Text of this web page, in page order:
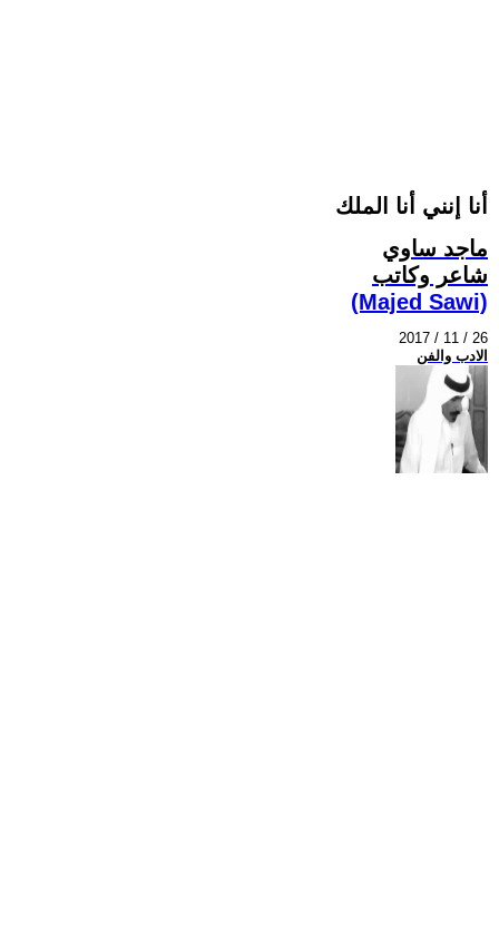
أنا إنني أنا الملك
ماجد ساوي
شاعر وكاتب
(Majed Sawi)
2017 / 11 / 26
الادب والفن